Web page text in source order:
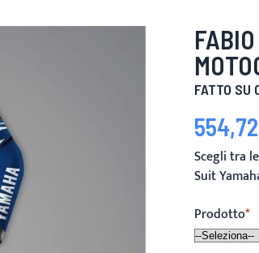
FATTO SU
Prezzo
Scegli tra
Suit
Prodotto